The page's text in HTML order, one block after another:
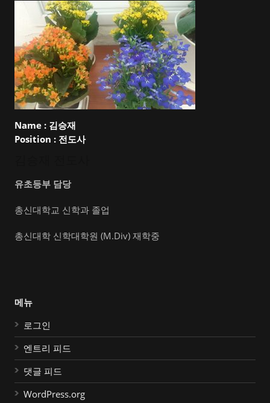
Name : 김승재
Position : 전도사
유초등부 담당
총신대학교 신학과 졸업
총신대학 신학대학원 (M.Div) 재학중
메뉴
로그인
엔트리 피드
댓글 피드
WordPress.org